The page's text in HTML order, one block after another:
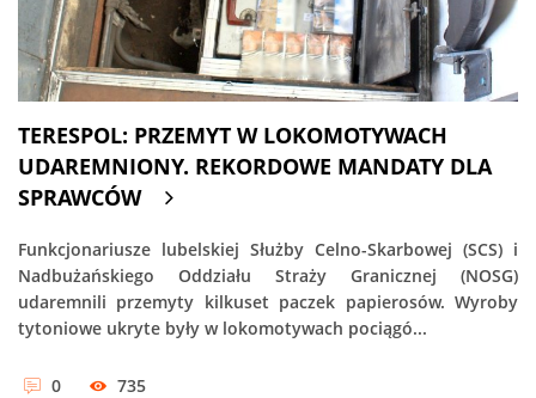
TERESPOL: PRZEMYT W LOKOMOTYWACH
UDAREMNIONY. REKORDOWE MANDATY DLA
SPRAWCÓW
Funkcjonariusze lubelskiej Służby Celno-Skarbowej (SCS) i
Nadbużańskiego Oddziału Straży Granicznej (NOSG)
udaremnili przemyty kilkuset paczek papierosów. Wyroby
tytoniowe ukryte były w lokomotywach pociągó...
0 735